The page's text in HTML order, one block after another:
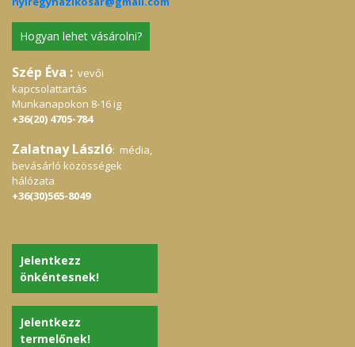
Hogyan lehet vásárolni?
Szép Éva : vevői
kapcsolattartás
Munkanapokon 8-16 ig
+36(20) 4705-784
Zalatnay László: média,
bevásárló közösségek
hálózata
+36(30)565-8049
Jelentkezz
önkéntesnek!
Jelentkezz
termelőnek!